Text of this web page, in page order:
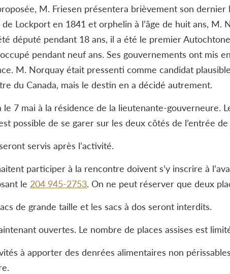
M. Friesen présentera brièvement son
Lockport en 1841 et orphelin à l’âge de huit ans,
député pendant 18 ans, il a été le premier
pendant neuf ans. Ses gouvernements ont mis
M. Norquay était pressenti comme candidat
du Canada, mais le destin en a décidé autrement.
7 mai à la résidence de la lieutenante-gouverneure.
possible de se garer sur les deux côtés de l’entrée
servis après l’activité.
participer à la rencontre doivent s’y inscrire à
le 204 945-2753. On ne peut réserver que deux
de grande taille et les sacs à dos seront interdits.
ouvertes. Le nombre de places assises est
à apporter des denrées alimentaires non